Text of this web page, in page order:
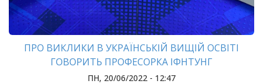
ПРО ВИКЛИКИ В УКРАЇНСЬКІЙ ВИЩІЙ ОСВІТІ
ГОВОРИТЬ ПРОФЕСОРКА ІФНТУНГ
ПН, 20/06/2022 - 12:47